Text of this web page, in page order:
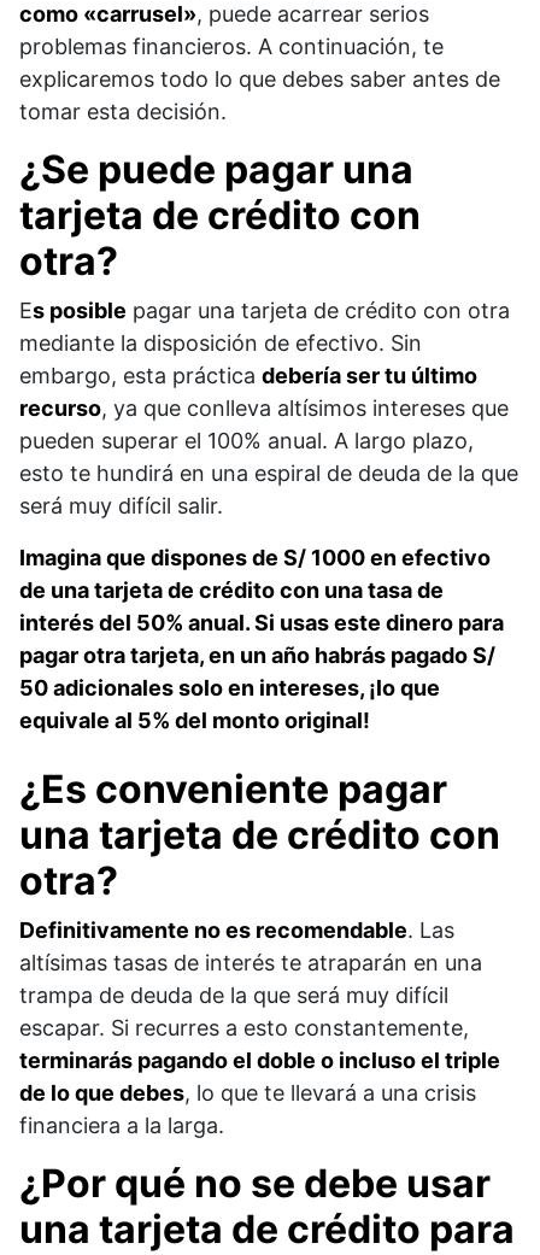
como «carrusel», puede acarrear serios
problemas financieros. A continuación, te
explicaremos todo lo que debes saber antes de
tomar esta decisión.
¿Se puede pagar una
tarjeta de crédito con
otra?
Es posible pagar una tarjeta de crédito con otra
mediante la disposición de efectivo. Sin
embargo, esta práctica debería ser tu último
recurso, ya que conlleva altísimos intereses que
pueden superar el 100% anual. A largo plazo,
esto te hundirá en una espiral de deuda de la que
será muy difícil salir.
Imagina que dispones de S/ 1000 en efectivo
de una tarjeta de crédito con una tasa de
interés del 50% anual. Si usas este dinero para
pagar otra tarjeta, en un año habrás pagado S/
50 adicionales solo en intereses, ¡lo que
equivale al 5% del monto original!
¿Es conveniente pagar
una tarjeta de crédito con
otra?
Definitivamente no es recomendable. Las
altísimas tasas de interés te atraparán en una
trampa de deuda de la que será muy difícil
escapar. Si recurres a esto constantemente,
terminarás pagando el doble o incluso el triple
de lo que debes, lo que te llevará a una crisis
financiera a la larga.
¿Por qué no se debe usar
una tarjeta de crédito para